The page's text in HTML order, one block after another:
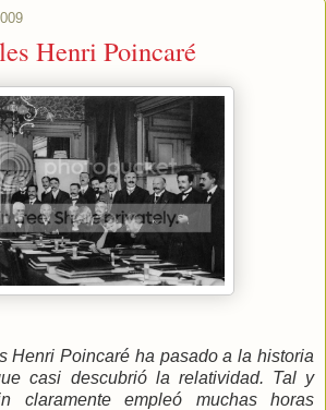
Henri Poincaré
Henri Poincaré ha pasado a la historia
casi descubrió la relatividad. Tal y
claramente empleó muchas horas